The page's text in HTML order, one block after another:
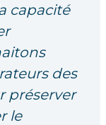
capacité
des
préserver
le